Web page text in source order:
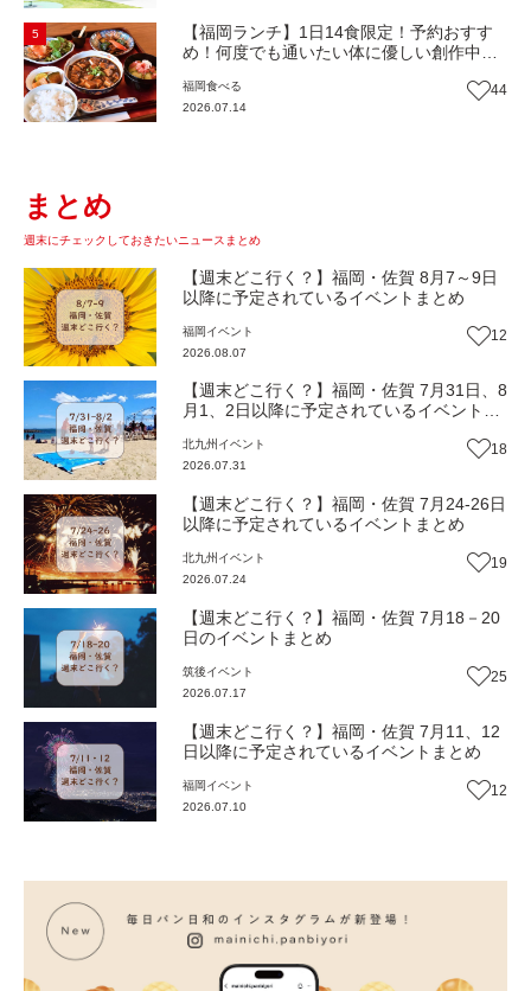
5
【福岡ランチ】1日14食限定！予約おすす
め！何度でも通いたい体に優しい創作中華
【まち歩き】
福岡食べる
2026.07.14
44
まとめ
週末にチェックしておきたいニュースまとめ
【週末どこ行く？】福岡・佐賀 8月7～9日
以降に予定されているイベントまとめ
福岡 イベント
2026.08.07
12
【週末どこ行く？】福岡・佐賀 7月31日、8
月1、2日以降に予定されているイベントま
北九州 イベント
2026.07.31
18
【週末どこ行く？】福岡・佐賀 7月24-26日
以降に予定されているイベントまとめ
北九州 イベント
2026.07.24
19
【週末どこ行く？】福岡・佐賀 7月18－20
日のイベントまとめ
筑後イベント
2026.07.17
25
【週末どこ行く？】福岡・佐賀 7月11、12
日以降に予定されているイベントまとめ
福岡 イベント
2026.07.10
12